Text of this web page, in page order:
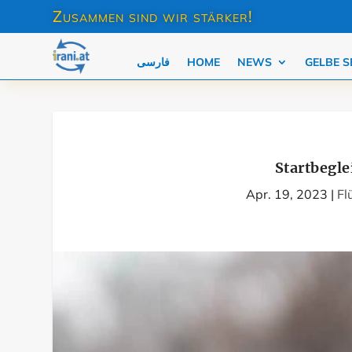
Zusammen sind wir stärker!
فارسی HOME NEWS GELBE
Apr. 19, 2023 |